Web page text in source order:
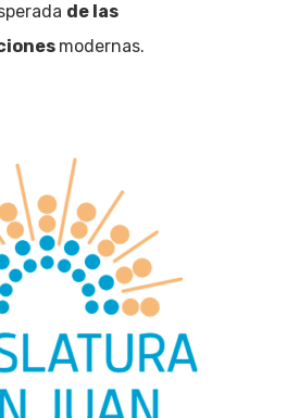
de las
modernas.